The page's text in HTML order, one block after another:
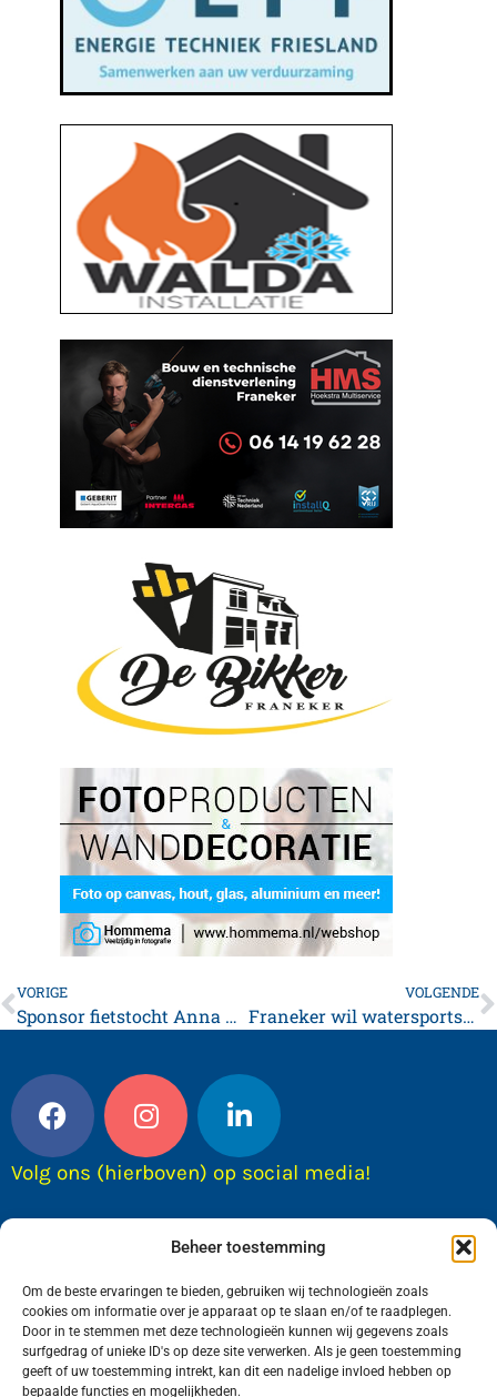
Beheer toestemming
Om de beste ervaringen te bieden, gebruiken wij technologieën zoals
cookies om informatie over je apparaat op te slaan en/of te raadplegen.
Door in te stemmen met deze technologieën kunnen wij gegevens zoals
surfgedrag of unieke ID's op deze site verwerken. Als je geen toestemming
geeft of uw toestemming intrekt, kan dit een nadelige invloed hebben op
bepaalde functies en mogelijkheden.
VORIGE
Sponsor fietstocht Anna Maria van Schurmanschool
VOLGENDE
Franeker wil watersportstad worden
Volg ons (hierboven) op social media!